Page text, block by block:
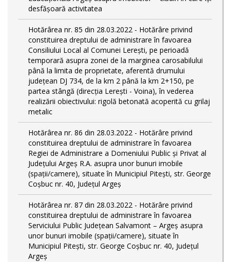
desfășoară activitatea
Hotărârea nr. 85 din 28.03.2022 - Hotărâre privind
constituirea dreptului de administrare în favoarea
Consiliului Local al Comunei Lerești, pe perioadă
temporară asupra zonei de la marginea carosabilului
până la limita de proprietate, aferentă drumului
județean DJ 734, de la km 2 până la km 2+150, pe
partea stângă (direcția Lerești - Voina), în vederea
realizării obiectivului: rigolă betonată acoperită cu grilaj
metalic
Hotărârea nr. 86 din 28.03.2022 - Hotărâre privind
constituirea dreptului de administrare în favoarea
Regiei de Administrare a Domeniului Public și Privat al
Județului Argeș R.A. asupra unor bunuri imobile
(spații/camere), situate în Municipiul Pitești, str. George
Coșbuc nr. 40, Județul Argeș
Hotărârea nr. 87 din 28.03.2022 - Hotărâre privind
constituirea dreptului de administrare în favoarea
Serviciului Public Județean Salvamont – Argeș asupra
unor bunuri imobile (spații/camere), situate în
Municipiul Pitești, str. George Coșbuc nr. 40, Județul
Argeș